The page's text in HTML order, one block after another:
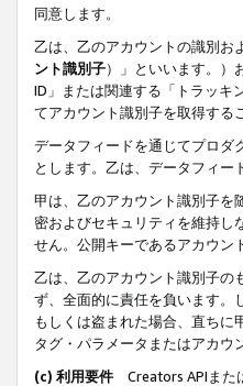
同意します。
乙は、乙のアカウントの識別お
ント識別子）」といいます。）
ID」または関連する「トラッキ
てアカウント識別子を取得する
データフィードを通じてプロダ
とします。乙は、データフィー
甲は、乙のアカウント識別子を
密およびセキュリティを維持し
せん。公開キーであるアカウン
乙は、乙のアカウント識別子の
ず、全面的に責任を負います。
もしくは盗まれた場合、直ち
タグ・パラメータまたはアカウ
(c) 利用要件 Creators APIまた